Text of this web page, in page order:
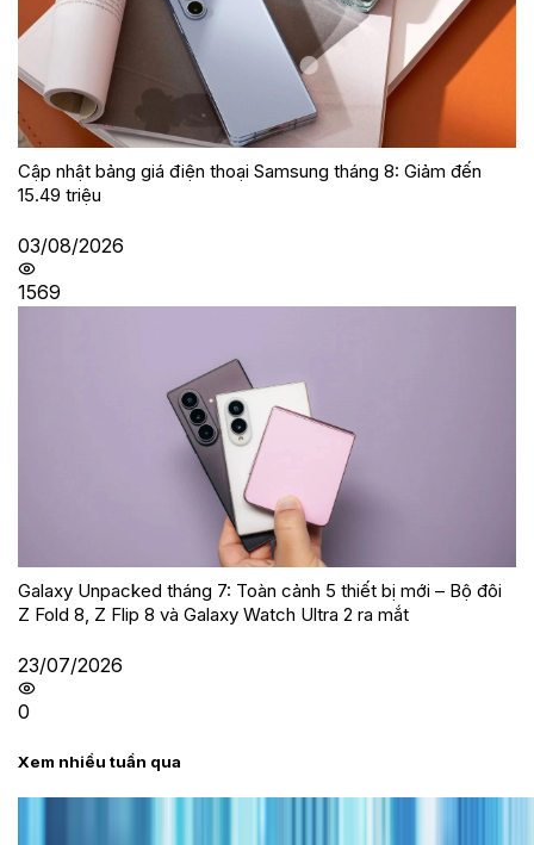
Cập nhật bảng giá điện thoại Samsung tháng 8: Giảm đến
15.49 triệu
03/08/2026
1569
Galaxy Unpacked tháng 7: Toàn cảnh 5 thiết bị mới – Bộ đôi
Z Fold 8, Z Flip 8 và Galaxy Watch Ultra 2 ra mắt
23/07/2026
0
Xem nhiều tuần qua